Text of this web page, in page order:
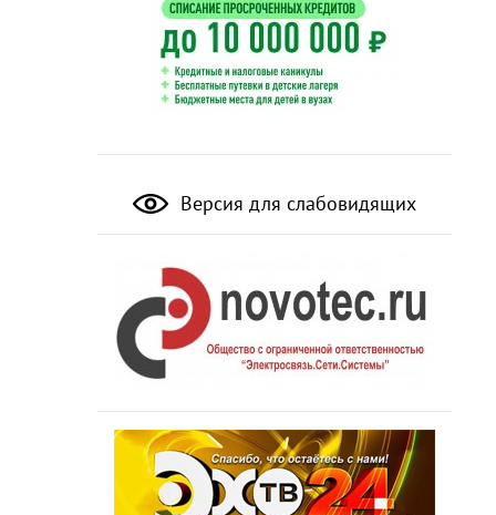
Версия для слабовидящих